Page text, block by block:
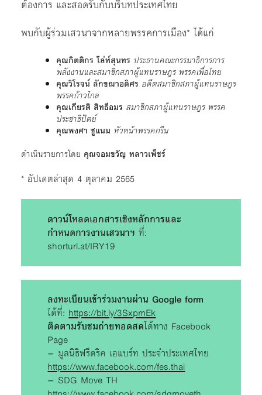
ต้องการ และสอดรับกับบริบทประเทศไทย
พบกับผู้ร่วมเสวนาจากหลายพรรคการเมือง* ได้แก่
คุณกิตติกร โล่ห์สุนทร ประธานคณะกรรมาธิการการ
พลังงานและสมาชิกสภาผู้แทนราษฎร พรรคเพื่อไทย
คุณวิโรจน์ ลักขณาอดิศร อดีตสมาชิกสภาผู้แทนราษฎร
พรรคก้าวไกล
คุณเกียรติ สิทธีอมร สมาชิกสภาผู้แทนราษฎร พรรค
ประชาธิปัตย์
คุณพงศา ชูแนม หัวหน้าพรรคกรีน
ดำเนินรายการโดย คุณจอมขวัญ หลาวเพ็ชร์
* อัปเดตล่าสุด 4 ตุลาคม 2565
ดาวน์โหลดเอกสารเชิงหลักการและ
กำหนดการงานเสวนาฯ ที่:
shorturl.at/IRY19
ลงทะเบียนเข้าร่วมงานผ่าน Google form
ได้ที่: https://bit.ly/3SxpmEk
ติดตามรับชมถ่ายทอดสดได้ทาง Facebook
Page
– มูลนิธิฟรีดริค เอแบร์ท ประจำประเทศไทย
https://www.facebook.com/fes.thai
– SDG Move TH